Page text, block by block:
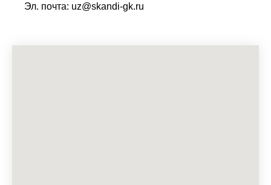
Эл. почта: uz@skandi-gk.ru